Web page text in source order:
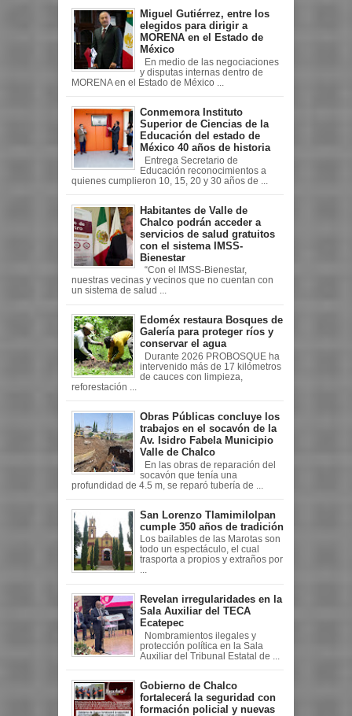
Miguel Gutiérrez, entre los
elegidos para dirigir a
MORENA en el Estado de
México
En medio de las negociaciones
y disputas internas dentro de
MORENA en el Estado de México ...
Conmemora Instituto
Superior de Ciencias de la
Educación del estado de
México 40 años de historia
Entrega Secretario de
Educación reconocimientos a
quienes cumplieron 10, 15, 20 y 30 años de ...
Habitantes de Valle de
Chalco podrán acceder a
servicios de salud gratuitos
con el sistema IMSS-
Bienestar
“Con el IMSS-Bienestar,
nuestras vecinas y vecinos que no cuentan con
un sistema de salud ...
Edoméx restaura Bosques de
Galería para proteger ríos y
conservar el agua
Durante 2026 PROBOSQUE ha
intervenido más de 17 kilómetros
de cauces con limpieza,
reforestación ...
Obras Públicas concluye los
trabajos en el socavón de la
Av. Isidro Fabela Municipio
Valle de Chalco
En las obras de reparación del
socavón que tenía una
profundidad de 4.5 m, se reparó tubería de ...
San Lorenzo Tlamimilolpan
cumple 350 años de tradición
Los bailables de las Marotas son
todo un espectáculo, el cual
trasporta a propios y extraños por
Revelan irregularidades en la
Sala Auxiliar del TECA
Ecatepec
Nombramientos ilegales y
protección política en la Sala
Auxiliar del Tribunal Estatal de ...
Gobierno de Chalco
fortalecerá la seguridad con
formación policial y nuevas